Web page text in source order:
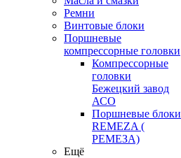
Ремни
Винтовые блоки
Поршневые
компрессорные головки
Компрессорные
головки
Бежецкий завод
АСО
Поршневые блоки
REMEZA (
РЕМЕЗА)
Ещё